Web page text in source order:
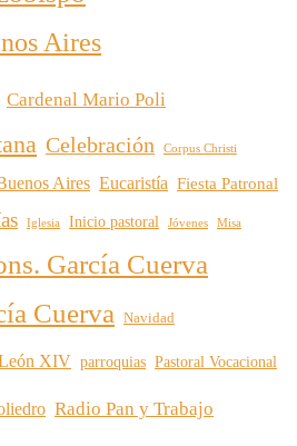
Aires
Cardenal Mario Poli
Celebración Corpus Christi
Aires Eucaristía Fiesta Patronal
Iglesia Inicio pastoral Jóvenes Misa
García Cuerva
Cuerva
Navidad
XIV parroquias Pastoral Vocacional
Radio Pan y Trabajo